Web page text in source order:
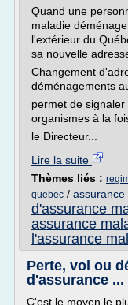
Quand une
maladie
l'extérieur du
sa nouvelle
Changement
déménagements
permet de
organismes à la
le Directeur...
Lire la suite
Thèmes liés :
quebec / assurance
d'assurance
assurance
l'assurance
Perte, vol ou
d'assurance ...
C'est le moyen le